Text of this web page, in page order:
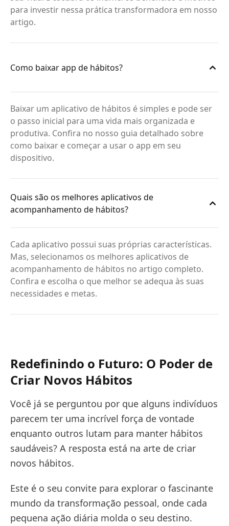
para investir nessa prática transformadora em nosso
artigo.
Como baixar app de hábitos?
Baixar um aplicativo de hábitos é simples e pode ser
o passo inicial para uma vida mais organizada e
produtiva. Confira no nosso guia detalhado sobre
como baixar e começar a usar o app em seu
dispositivo.
Quais são os melhores aplicativos de
acompanhamento de hábitos?
Cada aplicativo possui suas próprias características.
Mas, selecionamos os melhores aplicativos de
acompanhamento de hábitos no artigo completo.
Confira e escolha o que melhor se adequa às suas
necessidades e metas.
Redefinindo o Futuro: O Poder de
Criar Novos Hábitos
Você já se perguntou por que alguns indivíduos
parecem ter uma incrível força de vontade
enquanto outros lutam para manter hábitos
saudáveis? A resposta está na arte de criar
novos hábitos.
Este é o seu convite para explorar o fascinante
mundo da transformação pessoal, onde cada
pequena ação diária molda o seu destino.